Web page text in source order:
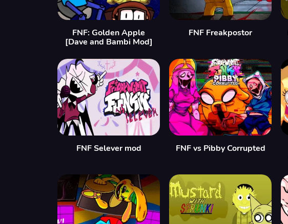
FNF: Golden Apple
[Dave and Bambi Mod]
FNF Freakpostor
FNF Selever mod FNF vs Pibby Corrupted